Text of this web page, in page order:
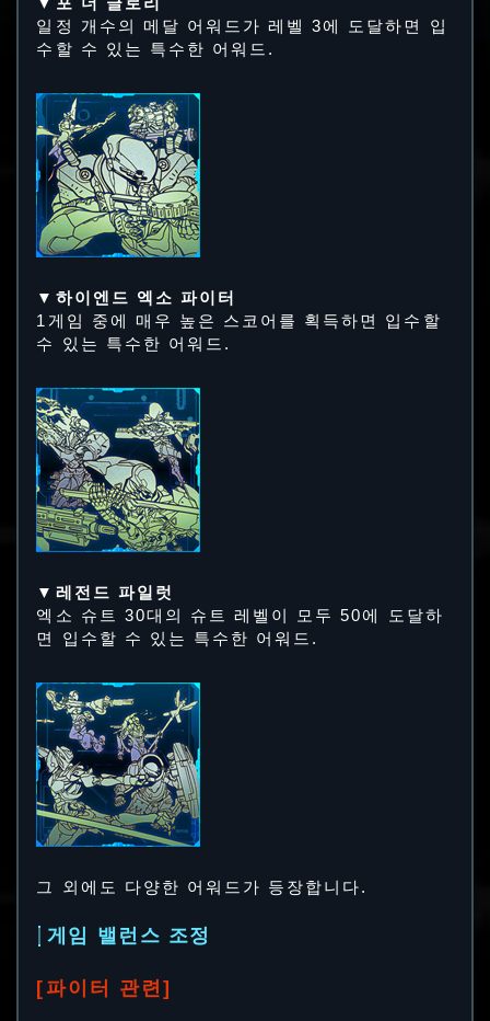
일정 개수의 메달 어워드가 레벨 3에 도달하면 입
수할 수 있는 특수한 어워드.
▼하이엔드 엑소 파이터
1게임 중에 매우 높은 스코어를 획득하면 입수할
수 있는 특수한 어워드.
▼레전드 파일럿
엑소 슈트 30대의 슈트 레벨이 모두 50에 도달하
면 입수할 수 있는 특수한 어워드.
그 외에도 다양한 어워드가 등장합니다.
게임 밸런스 조정
[파이터 관련]